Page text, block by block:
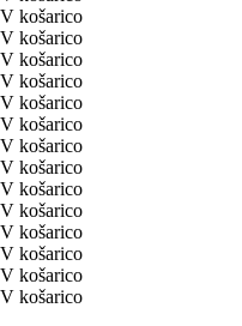
V košarico
V košarico
V košarico
V košarico
V košarico
V košarico
V košarico
V košarico
V košarico
V košarico
V košarico
V košarico
V košarico
V košarico